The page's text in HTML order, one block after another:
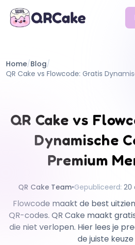
Prijzen
Docs
Help
Home/Blog/
QR Cake vs
Dynamische
Premium
QR Cake Team•Gepubliceerd: 20
Flowcode maakt de best
QR-codes. QR Cake maakt
die niet verlopen. Hier lees je
de juiste keuze